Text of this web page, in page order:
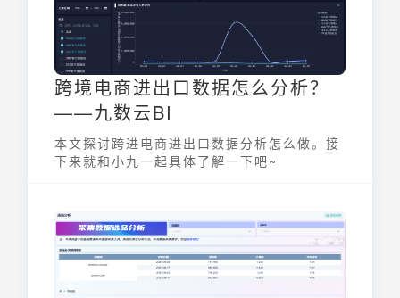
跨境电商进出口数据怎么分析？
——九数云BI
本文探讨跨进电商进出口数据分析怎么做。接
下来就和小九一起具体了解一下吧~